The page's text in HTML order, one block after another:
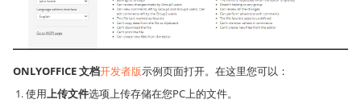
ONLYOFFICE 文档开发者版示例页面打开。在这里您可以：
使用上传文件选项上传存储在您PC上的文件。